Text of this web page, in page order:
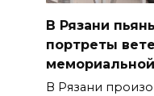
В Рязани
портреты
В Рязани